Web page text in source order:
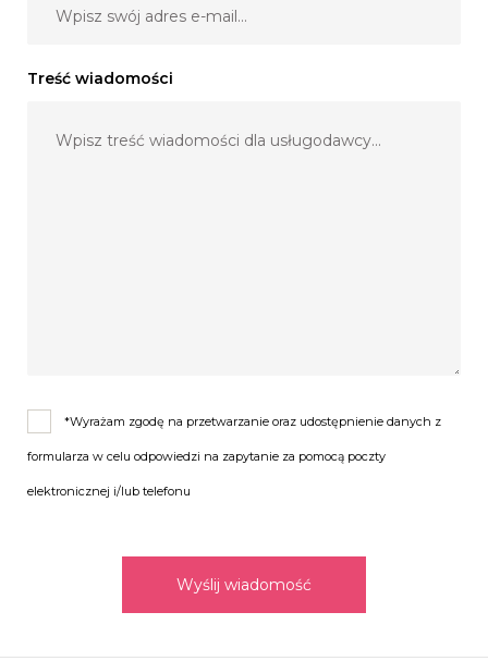
Treść wiadomości
*Wyrażam zgodę na przetwarzanie oraz udostępnienie danych z
formularza w celu odpowiedzi na zapytanie za pomocą poczty
elektronicznej i/lub telefonu
Wyślij wiadomość